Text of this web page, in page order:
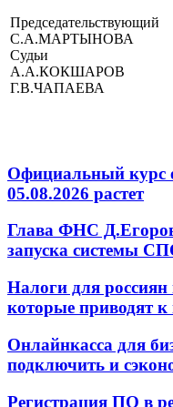
Председательствующий
С.А.МАРТЫНОВА
Судьи
А.А.КОКШАРОВ
Г.В.ЧАПАЕВА
Официальный курс
05.08.2026 растет
Глава ФНС Д.Егоров
запуска системы
Налоги для
которые приводят
Онлайнкасса для
подключить и
Регистрация ПО в